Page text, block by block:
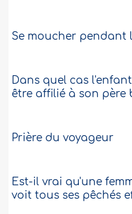
Se moucher pendant
Dans quel cas
être affilié à son père
Prière du voyageur
Est-il vrai qu'une
voit tous ses pêchés